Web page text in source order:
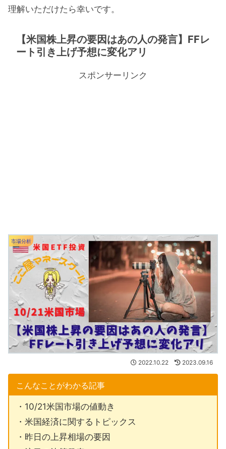
理解いただけたら幸いです。
【米国株上昇の要因はあの人の発言】FFレ
ート引き上げ予想に変化アリ
スポンサーリンク
市場分析
2022.10.22 2023.09.16
こんなことがわかる記事
・10/21米国市場の値動き
・米国経済に関するトピックス
・昨日の上昇相場の要因